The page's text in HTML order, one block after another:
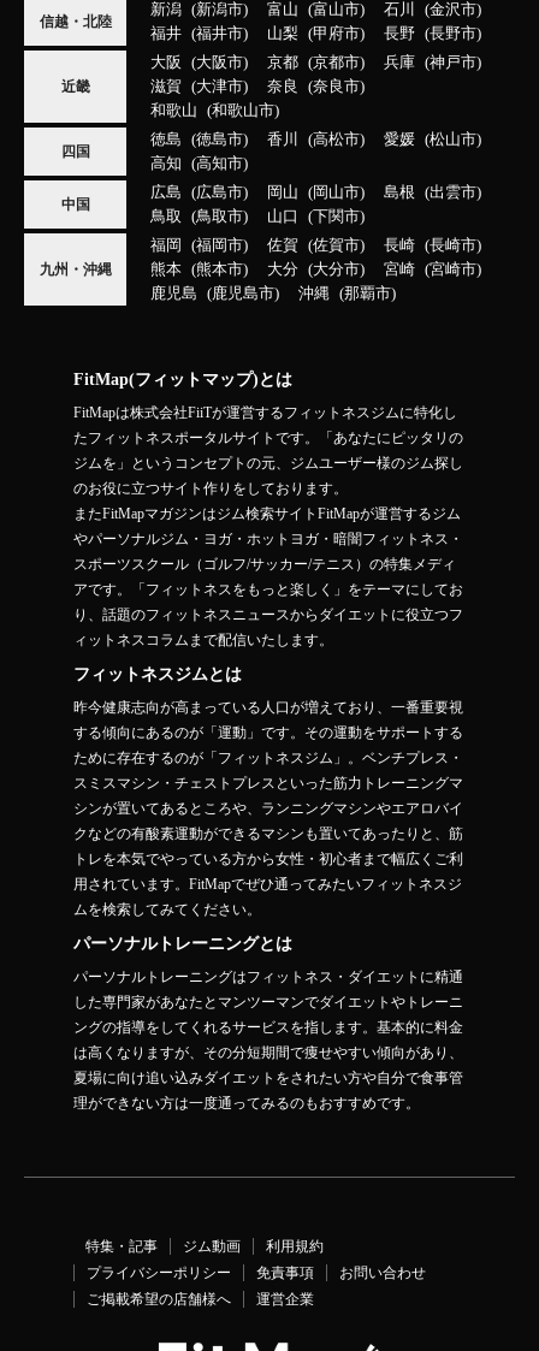
信越・北陸
新潟 新潟市 富山 富山市 石川
金沢市
福井
福井市 山梨 甲府市 長野 長野市
近畿
大阪 大阪市 京都 京都市 兵庫
神戸市
滋賀
大津市 奈良
奈良市
和歌山
和歌山市
四国
徳島 徳島市 香川 高松市 愛媛
松山市
高知
高知市
中国
広島 広島市 岡山 岡山市 島根
出雲市
鳥取
鳥取市 山口 下関市
九州・沖縄
福岡 福岡市 佐賀 佐賀市 長崎
長崎市
熊本
熊本市 大分 大分市 宮崎
宮崎市
鹿児島
鹿児島市 沖縄 那覇市
FitMap(フィットマップ)とは
FitMapは株式会社FiiTが運営するフィットネスジムに特化し
たフィットネスポータルサイトです。「あなたにピッタリの
ジムを」というコンセプトの元、ジムユーザー様のジム探し
のお役に立つサイト作りをしております。
またFitMapマガジンはジム検索サイトFitMapが運営するジム
やパーソナルジム・ヨガ・ホットヨガ・暗闇フィットネス・
スポーツスクール（ゴルフ/サッカー/テニス）の特集メディ
アです。「フィットネスをもっと楽しく」をテーマにしてお
り、話題のフィットネスニュースからダイエットに役立つフ
ィットネスコラムまで配信いたします。
フィットネスジムとは
昨今健康志向が高まっている人口が増えており、一番重要視
する傾向にあるのが「運動」です。その運動をサポートする
ために存在するのが「フィットネスジム」。ベンチプレス・
スミスマシン・チェストプレスといった筋力トレーニングマ
シンが置いてあるところや、ランニングマシンやエアロバイ
クなどの有酸素運動ができるマシンも置いてあったりと、筋
トレを本気でやっている方から女性・初心者まで幅広くご利
用されています。FitMapでぜひ通ってみたいフィットネスジ
ムを検索してみてください。
パーソナルトレーニングとは
パーソナルトレーニングはフィットネス・ダイエットに精通
した専門家があなたとマンツーマンでダイエットやトレーニ
ングの指導をしてくれるサービスを指します。基本的に料金
は高くなりますが、その分短期間で痩せやすい傾向があり、
夏場に向け追い込みダイエットをされたい方や自分で食事管
理ができない方は一度通ってみるのもおすすめです。
特集・記事 ジム動画
利用規約
プライバシーポリシー
免責事項
お問い合わせ
ご掲載希望の店舗様へ
運営企業